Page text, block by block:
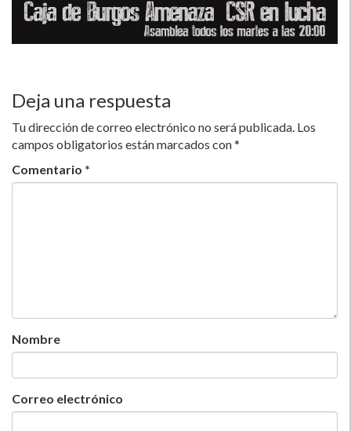
Deja una respuesta
Tu dirección de correo electrónico no será publicada. Los
campos obligatorios están marcados con*
Comentario *
Nombre
Correo electrónico